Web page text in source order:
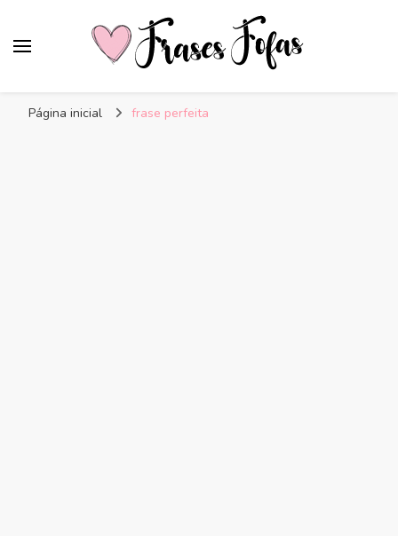
Página inicial frase perfeita